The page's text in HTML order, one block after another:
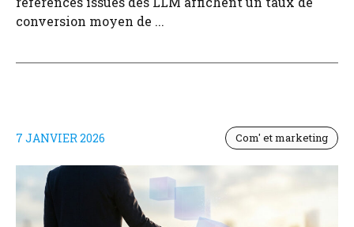
conversion moyen de ...
7 JANVIER 2026 Com' et marketing